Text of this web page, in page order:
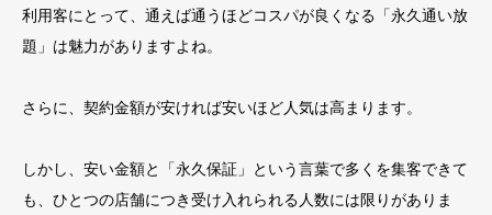
利用客にとって、通えば通うほどコスパが良くなる「永久通い放
題」は魅力がありますよね。
さらに、契約金額が安ければ安いほど人気は高まります。
しかし、安い金額と「永久保証」という言葉で多くを集客できて
も、ひとつの店舗につき受け入れられる人数には限りがありま